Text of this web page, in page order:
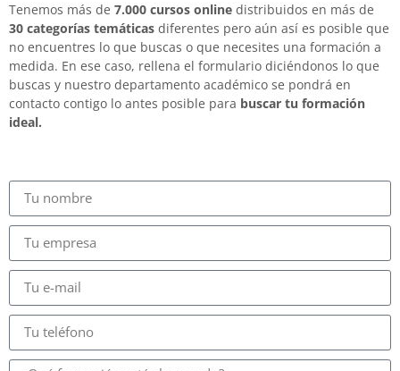
Tenemos más de 7.000 cursos online distribuidos en más de
30 categorías temáticas diferentes pero aún así es posible que
no encuentres lo que buscas o que necesites una formación a
medida. En ese caso, rellena el formulario diciéndonos lo que
buscas y nuestro departamento académico se pondrá en
contacto contigo lo antes posible para buscar tu formación
ideal.